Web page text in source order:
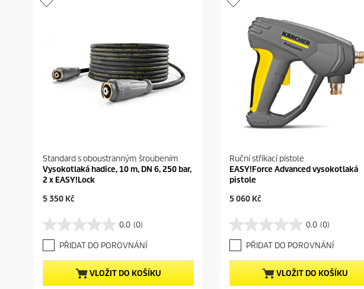
Standard s oboustranným šroubením
Vysokotlaká hadice, 10 m, DN 6, 250 bar,
2 x EASY!Lock
C
e
n
t
p
r
5 350 Kč
0.0 (0)
0
.
0
z
5
h
PŘIDAT DO POROVNÁNÍ
VLOŽIT DO KOŠÍKU
Ruční stříkací pistole
EASY!Force Advanced vysokotlaká
pistole
C
e
n
t
p
r
5 060 Kč
0.0 (0)
0
.
0
z
5
h
PŘIDAT DO POROVNÁNÍ
VLOŽIT DO KOŠÍKU